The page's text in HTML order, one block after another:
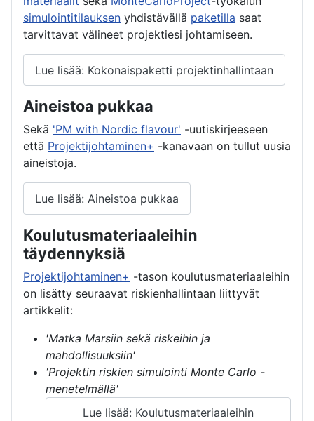
simulointitilauksen yhdistävällä paketilla saat
tarvittavat välineet projektiesi johtamiseen.
Lue lisää: Kokonaispaketti projektinhallintaan
Aineistoa pukkaa
Sekä 'PM with Nordic flavour' -uutiskirjeeseen
että Projektijohtaminen+ -kanavaan on tullut uusia
aineistoja.
Lue lisää: Aineistoa pukkaa
Koulutusmateriaaleihin
täydennyksiä
Projektijohtaminen+ -tason koulutusmateriaaleihin
on lisätty seuraavat riskienhallintaan liittyvät
artikkelit:
'Matka Marsiin sekä riskeihin ja
mahdollisuuksiin'
'Projektin riskien simulointi Monte Carlo -
menetelmällä'
Lue lisää: Koulutusmateriaaleihin